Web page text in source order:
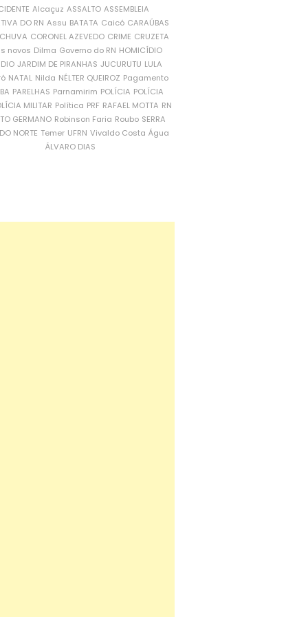
Alcaçuz ASSALTO ASSEMBLEIA
DO RN Assu BATATA Caicó CARAÚBAS
CORONEL AZEVEDO CRIME CRUZETA
novos Dilma Governo do RN HOMICÍDIO
JARDIM DE PIRANHAS JUCURUTU LULA
NATAL Nilda NÉLTER QUEIROZ Pagamento
PARELHAS Parnamirim POLÍCIA POLÍCIA
MILITAR Política PRF RAFAEL MOTTA RN
GERMANO Robinson Faria Roubo SERRA
NORTE Temer UFRN Vivaldo Costa Água
ÁLVARO DIAS